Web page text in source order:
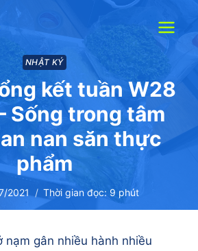
NHẬT KÝ
kết tuần W28
Sống trong tâm
nan săn thực
phẩm
2021 Thời gian đọc: 9 phút
nạm gân nhiều hành nhiều